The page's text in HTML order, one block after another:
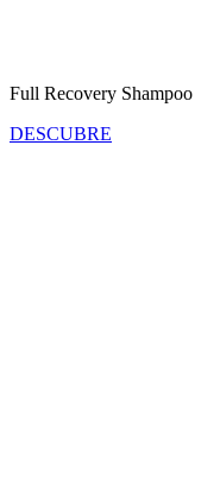
Full Recovery Shampoo
DESCUBRE